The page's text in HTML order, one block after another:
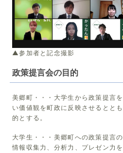
▲参加者と記念撮影
政策提言会の目的
美郷町・・・大学生から政策提言
い価値観を町政に反映させるとと
的とする。
大学生・・・美郷町への政策提言
情報収集力、分析力、プレゼン力